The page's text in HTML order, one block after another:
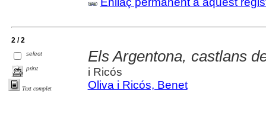
2 / 2
select
print
Text complet
Els Argentona, castlans
i Ricós
Oliva i Ricós, Benet